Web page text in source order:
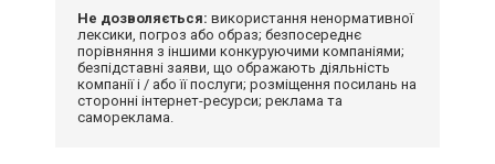
Не дозволяється: використання ненормативної
лексики, погроз або образ; безпосереднє
порівняння з іншими конкуруючими компаніями;
безпідставні заяви, що ображають діяльність
компанії і / або її послуги; розміщення посилань на
сторонні інтернет-ресурси; реклама та
самореклама.